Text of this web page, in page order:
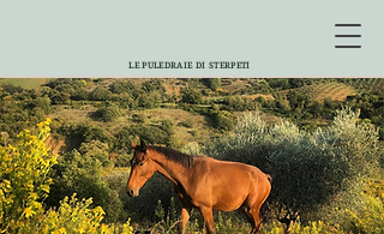
LE PULEDRAIE DI STERPETI